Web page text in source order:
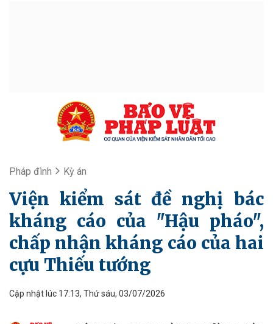
Pháp đình Kỳ án
Viện kiểm sát đề nghị bác
kháng cáo của "Hậu pháo",
chấp nhận kháng cáo của hai
cựu Thiếu tướng
Cập nhật lúc 17:13, Thứ sáu, 03/07/2026